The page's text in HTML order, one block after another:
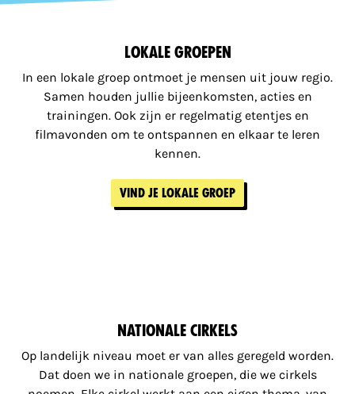
Lokale groepen
In een lokale groep ontmoet je mensen uit jouw regio.
Samen houden jullie bijeenkomsten, acties en
trainingen. Ook zijn er regelmatig etentjes en
filmavonden om te ontspannen en elkaar te leren
kennen.
Vind je lokale groep
Nationale cirkels
Op landelijk niveau moet er van alles geregeld worden.
Dat doen we in nationale groepen, die we cirkels